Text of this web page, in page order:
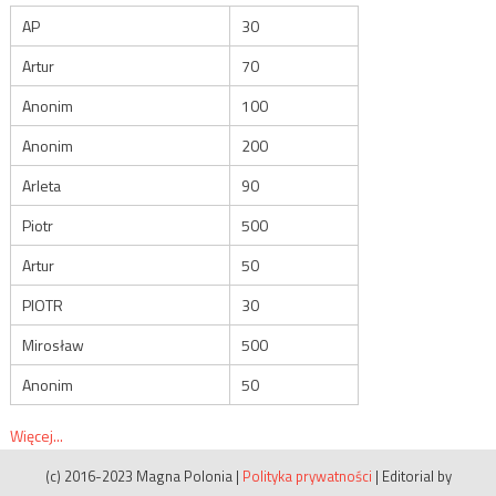
AP
30
Artur
70
Anonim
100
Anonim
200
Arleta
90
Piotr
500
Artur
50
PIOTR
30
Mirosław
500
Anonim
50
Więcej...
(c) 2016-2023 Magna Polonia | Polityka prywatności | Editorial by